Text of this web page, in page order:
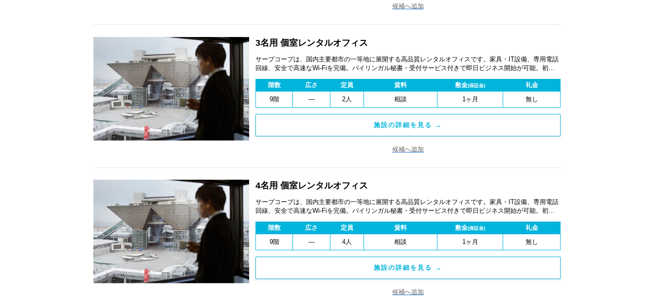
候補へ追加
3名用 個室レンタルオフィス
サーブコープは、国内主要都市の一等地に展開する高品質レンタルオフィスです。家具・IT設備、専用電話
回線、安全で高速なWi-Fiを完備。バイリンガル秘書・受付サービス付きで即日ビジネス開始が可能。初期
ます。階数 広さ 定員 賃料 敷金(保証金)
礼金
9階
― 2人 相談 1ヶ月 無し
施設の詳細を見る →
候補へ追加
4名用 個室レンタルオフィス
サーブコープは、国内主要都市の一等地に展開する高品質レンタルオフィスです。家具・IT設備、専用電話
回線、安全で高速なWi-Fiを完備。バイリンガル秘書・受付サービス付きで即日ビジネス開始が可能。初期
ます。階数 広さ 定員 賃料 敷金(保証金)
礼金
9階
― 4人 相談 1ヶ月 無し
施設の詳細を見る →
候補へ追加